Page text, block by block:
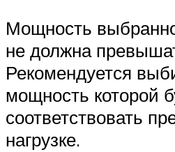
Мощность
не должна
Рекомендуется
мощность которой
соответствовать
нагрузке.